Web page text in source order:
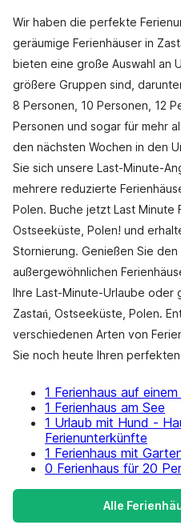
Wir haben die perfekte
geräumige Ferienhäuser in
bieten eine große Auswahl an
größere Gruppen sind,
8 Personen, 10 Personen, 12
Personen und sogar für mehr
den nächsten Wochen in den
Sie sich unsere Last-Minute-
mehrere reduzierte
Polen. Buche jetzt Last Minute
Ostseeküste, Polen! und
Stornierung. Genießen Sie
außergewöhnlichen
Ihre Last-Minute-Urlaube oder
Zastań, Ostseeküste, Polen.
verschiedenen Arten von
Sie noch heute Ihren perfekten
1 Ferienhaus auf
1 Ferienhaus am See
1 Urlaub mit Hund -
Ferienunterkünfte
1 Ferienhaus mit
0 Ferienhaus für 20
Alle